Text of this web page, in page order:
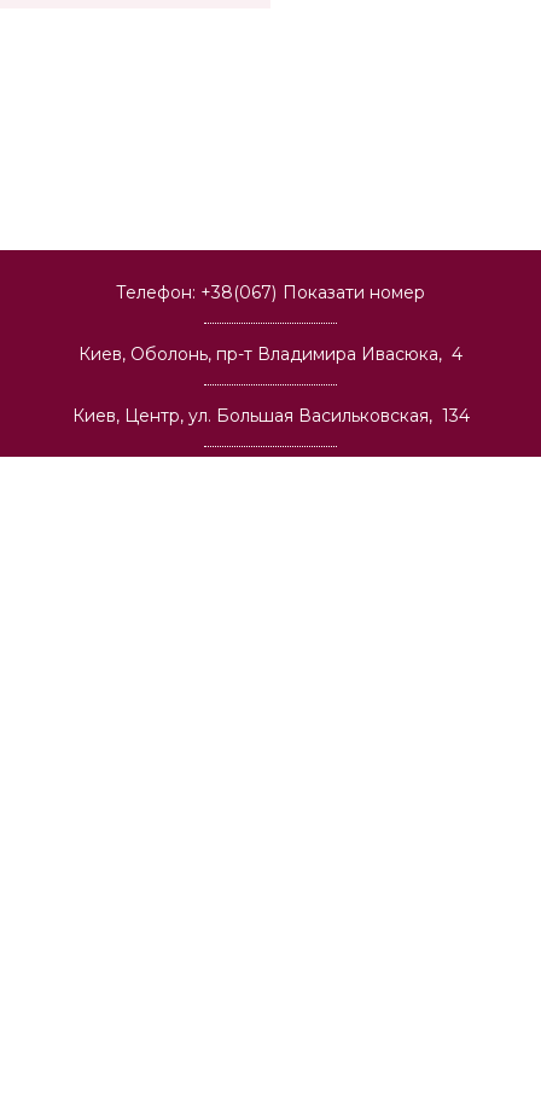
Телефон: +38(067) Показати номер
Киев, Оболонь, пр-т Владимира Ивасюка, 4
Киев, Центр, ул. Большая Васильковская, 134